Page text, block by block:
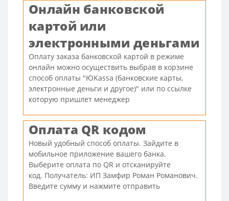
Онлайн банковской
картой или
электронными деньгами
Оплату заказа банковской картой в режиме
онлайн можно осуществить выбрав в корзине
способ оплаты "ЮKassa (банковские карты,
электронные деньги и другое)" или по ссылке
которую пришлет менеджер
Оплата QR кодом
Новый удобный способ оплаты. Зайдите в
мобильное приложение вашего банка.
Выберите оплата по QR и отсканируйте
код. Получатель: ИП Замфир Роман Романович.
Введите сумму и нажмите отправить